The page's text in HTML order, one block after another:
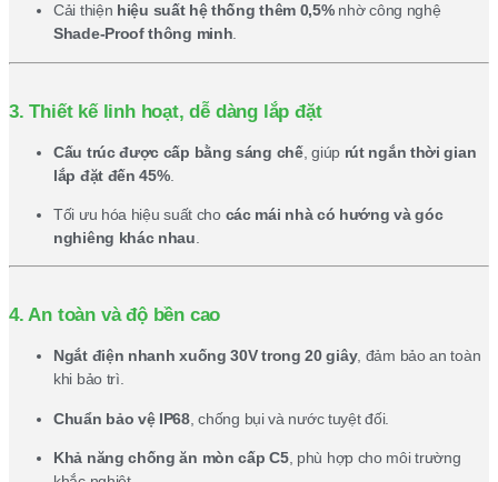
Cải thiện hiệu suất hệ thống thêm 0,5%nhờ công nghệ
Shade-Proof thông minh.
3. Thiết kế linh hoạt, dễ dàng lắp đặt
Cấu trúc được cấp bằng sáng chế, giúp rút ngắn thời gian
lắp đặt đến 45%.
Tối ưu hóa hiệu suất cho các mái nhà có hướng và góc
nghiêng khác nhau
4. An toàn và độ bền cao
Ngắt điện nhanh xuống 30V trong 20 giây, đảm bảo an toàn
khi bảo trì.
Chuẩn bảo vệ IP68, chống bụi và nước tuyệt đối.
Khả năng chống ăn mòn cấp C5, phù hợp cho môi trường